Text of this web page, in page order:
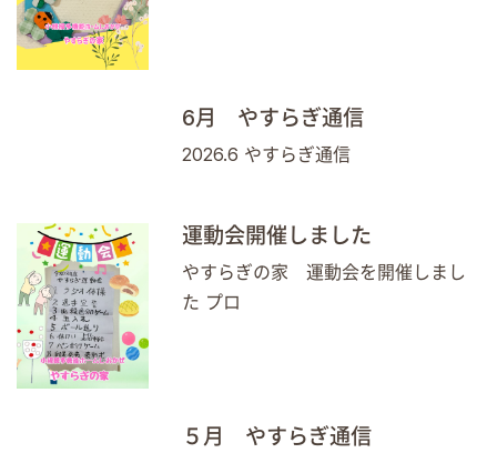
6月 やすらぎ通信
2026.6 やすらぎ通信
運動会開催しました
やすらぎの家 運動会を開催しまし
た プロ
５月 やすらぎ通信